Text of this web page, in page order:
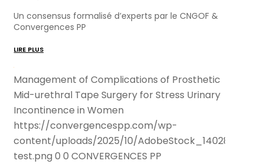
Un consensus formalisé d’experts par le CNGOF &
Convergences PP
LIRE PLUS
Management of Complications of Prosthetic
Mid-urethral Tape Surgery for Stress Urinary
Incontinence in Women
https://convergencespp.com/wp-
content/uploads/2025/10/AdobeStock_140286989-
test.png 0 0 CONVERGENCES PP